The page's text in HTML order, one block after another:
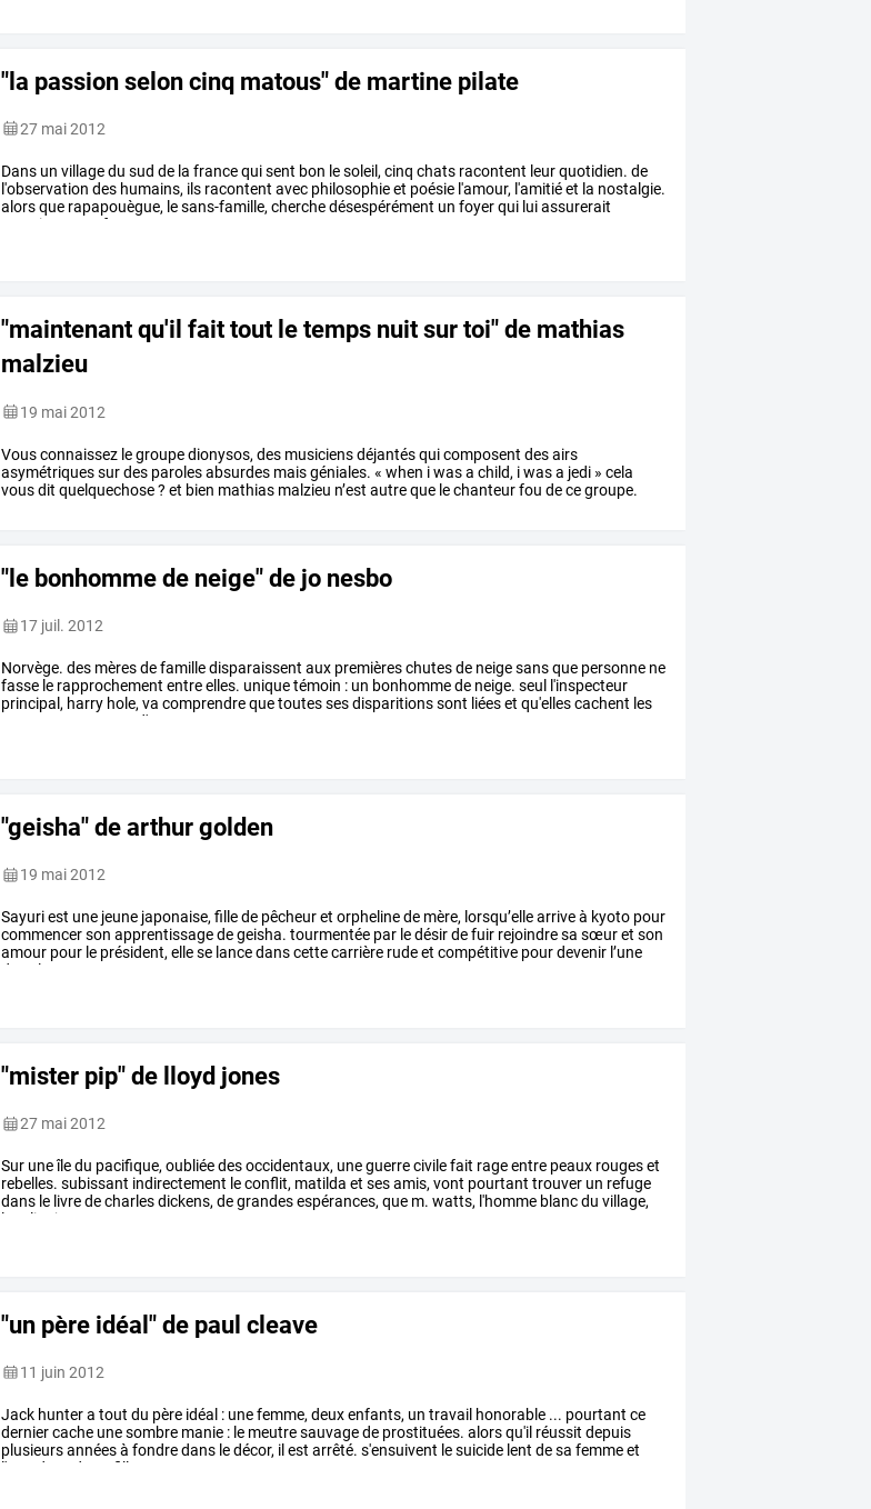
"la passion selon cinq matous" de martine pilate
27 mai 2012
Dans un villagedu sud de la francequisent bon lesoleil, cinq chats racontent leurquotidien. de
l'observation des humains, ils racontent avec philosophieet poésie l'amour, l'amitiéet la nostalgie.
alorsque rapapouègue, lesans-famille, cherchedésespérément un foyerqui luiassurerait
nourriture,
confort
"maintenant qu'il fait tout le temps nuit sur toi" de mathias
malzieu
19 mai 2012
Vousconnaissez legroupedionysos, des musiciensdéjantésquicomposent desairs
asymétriquessurdes parolesabsurdes maisgéniales. « when iwasa child, iwasa jedi » cela
vousdit quelquechose? et bien mathias malzieu n’est autreque lechanteurfou decegroupe.
"le bonhomme de neige" de jo nesbo
17 juil. 2012
Norvège. des mèresdefamilledisparaissent aux premièreschutesde neigesansque personne ne
fasse le rapprochement entreelles. uniquetémoin : un bonhommede neige. seul
l'inspecteur
principal, harry hole,va comprendrequetoutessesdisparitionssont liéeset qu'ellescachent les
d'un
"geisha" de arthur golden
19 mai 2012
Sayuriest une jeune japonaise,fillede pêcheuret orphelinede mère, lorsqu’ellearriveà kyoto pour
commencerson apprentissagedegeisha. tourmentée par ledésirdefuir rejoindresa sœuret son
amour pour le président,ellese lancedanscettecarrière rudeet compétitive pourdevenir l’une
des
plus
"mister pip" de lloyd jones
27 mai 2012
Sur uneîledu pacifique, oubliéedesoccidentaux, uneguerrecivilefait rageentre peaux rougeset
rebelles. subissant indirectement leconflit, matilda et sesamis, vont pourtant trouver un refuge
dans le livredecharlesdickens, degrandesespérances, que m. watts, l'homme blancdu village,
leur
lira jour
"un père idéal" de paul cleave
11 juin 2012
Jack huntera tout du père idéal : unefemme, deuxenfants, un travail honorable ... pourtant ce
derniercache unesombre manie : le meutresauvagede prostituées. alorsqu'il réussit depuis
plusieursannéesà fondredans ledécor, il est arrêté. s'ensuivent lesuicide lent desa femmeet
l'overdose
de fille,